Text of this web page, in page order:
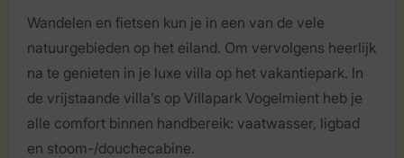
Wandelen en fietsen kun je in een van de vele
natuurgebieden op het eiland. Om vervolgens heerlijk
na te genieten in je luxe villa op het vakantiepark. In
de vrijstaande villa’s op Villapark Vogelmient heb je
alle comfort binnen handbereik: vaatwasser, ligbad
en stoom-/douchecabine.